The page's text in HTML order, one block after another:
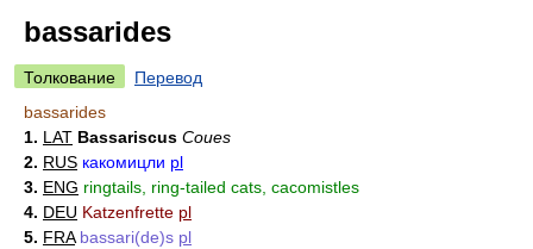
bassarides
Толкование
Перевод
bassarides
1. LAT Bassariscus Coues
2. RUS какомицли pl
3. ENG ringtails, ring-tailed cats, cacomistles
4. DEU Katzenfrette pl
5. FRA bassari(de)s pl